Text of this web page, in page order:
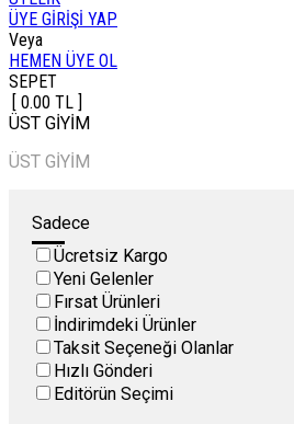
ÜYE GİRİŞİ YAP
Veya
HEMEN ÜYE OL
SEPET
[ 0.00 TL ]
ÜST GİYİM
ÜST GİYİM
Sadece
Ücretsiz Kargo
Yeni Gelenler
Fırsat Ürünleri
İndirimdeki Ürünler
Taksit Seçeneği Olanlar
Hızlı Gönderi
Editörün Seçimi